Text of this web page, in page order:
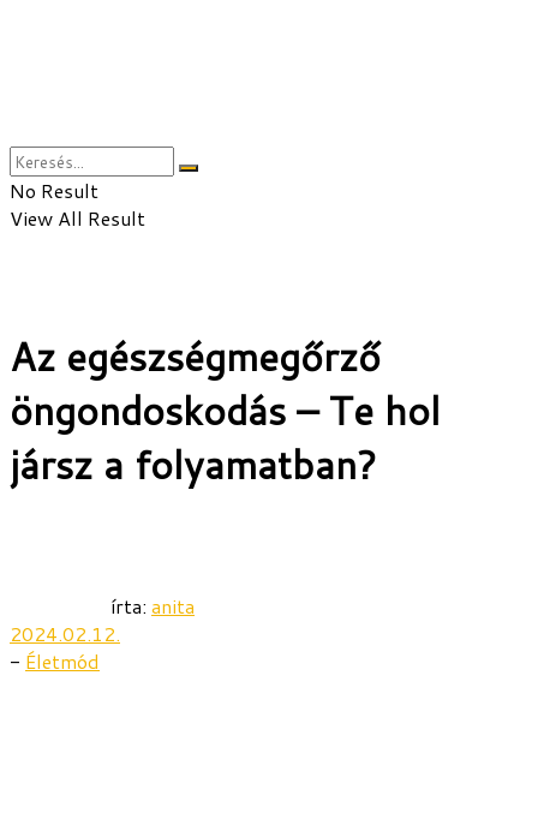
No Result
View All Result
Az egészségmegőrző
öngondoskodás – Te hol
jársz a folyamatban?
írta: anita
2024.02.12.
- Életmód